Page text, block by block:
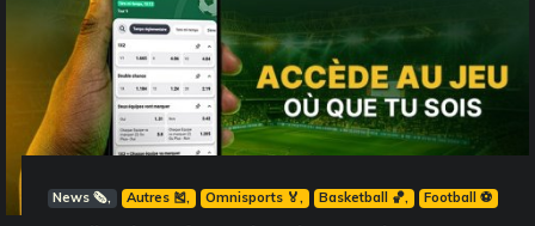
News 🗞️ Autres 🎽 Omnisports 🏅 Basketball 🏀 Football ⚽️